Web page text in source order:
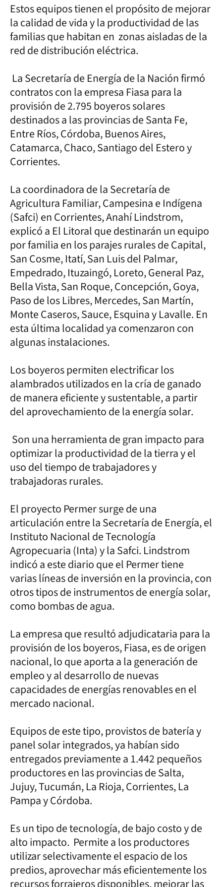
Estos equipos tienen el propósito de mejorar
la calidad de vida y la productividad de las
familias que habitan en zonas aisladas de la
red de distribución eléctrica.
La Secretaría de Energía de la Nación firmó
contratos con la empresa Fiasa para la
provisión de 2.795 boyeros solares
destinados a las provincias de Santa Fe,
Entre Ríos, Córdoba, Buenos Aires,
Catamarca, Chaco, Santiago del Estero y
Corrientes.
La coordinadora de la Secretaría de
Agricultura Familiar, Campesina e Indígena
(Safci) en Corrientes, Anahí Lindstrom,
explicó a El Litoral que destinarán un equipo
por familia en los parajes rurales de Capital,
San Cosme, Itatí, San Luis del Palmar,
Empedrado, Ituzaingó, Loreto, General Paz,
Bella Vista, San Roque, Concepción, Goya,
Paso de los Libres, Mercedes, San Martín,
Monte Caseros, Sauce, Esquina y Lavalle. En
esta última localidad ya comenzaron con
algunas instalaciones.
Los boyeros permiten electrificar los
alambrados utilizados en la cría de ganado
de manera eficiente y sustentable, a partir
del aprovechamiento de la energía solar.
Son una herramienta de gran impacto para
optimizar la productividad de la tierra y el
uso del tiempo de trabajadores y
trabajadoras rurales.
El proyecto Permer surge de una
articulación entre la Secretaría de Energía, el
Instituto Nacional de Tecnología
Agropecuaria (Inta) y la Safci. Lindstrom
indicó a este diario que el Permer tiene
varias líneas de inversión en la provincia, con
otros tipos de instrumentos de energía solar,
como bombas de agua.
La empresa que resultó adjudicataria para la
provisión de los boyeros, Fiasa, es de origen
nacional, lo que aporta a la generación de
empleo y al desarrollo de nuevas
capacidades de energías renovables en el
mercado nacional.
Equipos de este tipo, provistos de batería y
panel solar integrados, ya habían sido
entregados previamente a 1.442 pequeños
productores en las provincias de Salta,
Jujuy, Tucumán, La Rioja, Corrientes, La
Pampa y Córdoba.
Es un tipo de tecnología, de bajo costo y de
alto impacto. Permite a los productores
utilizar selectivamente el espacio de los
predios, aprovechar más eficientemente los